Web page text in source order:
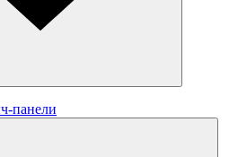
панели